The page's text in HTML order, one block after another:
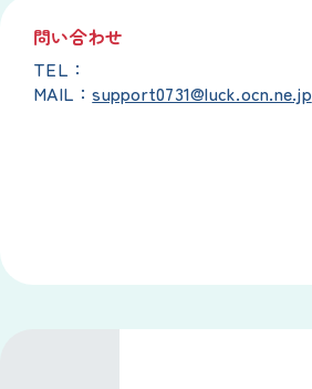
問い合わせ
TEL：
MAIL：support0731@luck.ocn.ne.jp